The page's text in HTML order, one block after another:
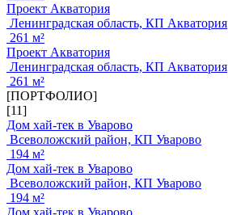
Проект Акватория
Ленинградская область, КП Акватория
261 м²
Проект Акватория
Ленинградская область, КП Акватория
261 м²
[ПОРТФОЛИО]
[11]
Дом хай-тек в Уварово
Всеволожский район, КП Уварово
194 м²
Дом хай-тек в Уварово
Всеволожский район, КП Уварово
194 м²
Дом хай-тек в Уварово